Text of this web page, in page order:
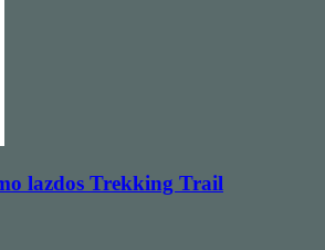
lazdos Trekking Trail